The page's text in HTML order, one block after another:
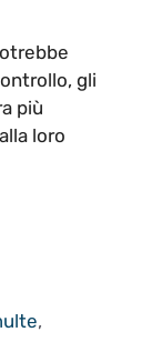
gli
più
loro
,